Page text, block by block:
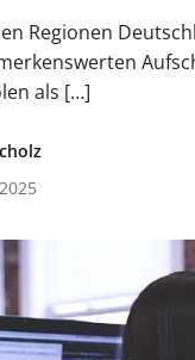
Regionen
als […]